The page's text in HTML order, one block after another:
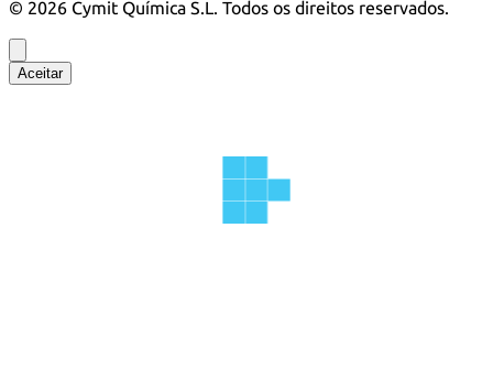
© 2026 Cymit Química S.L. Todos os direitos reservados.
Aceitar